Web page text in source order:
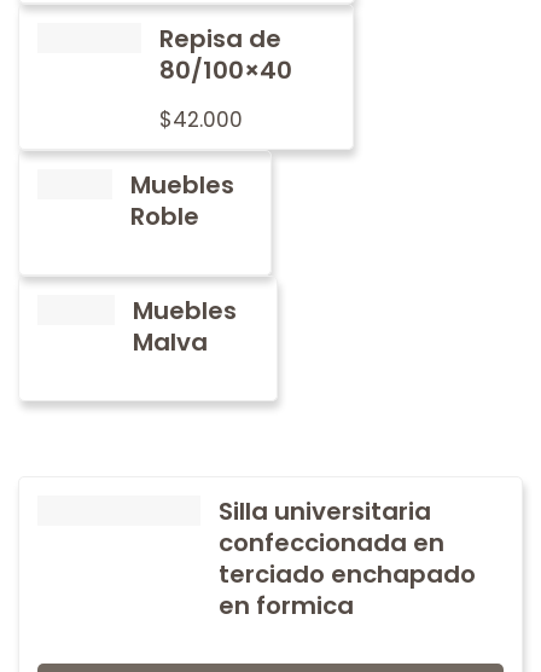
Repisa de
80/100×40
$42.000
Muebles
Roble
Muebles
Malva
Silla universitaria
confeccionada en
terciado enchapado
en formica